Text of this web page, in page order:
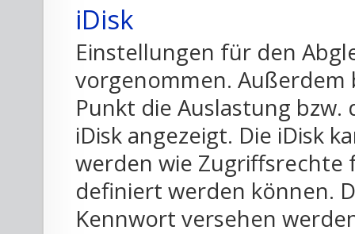
iDisk
Einstellungen für den
vorgenommen.
Punkt die Auslastung
iDisk angezeigt. Die iDisk
werden wie
definiert werden können.
Kennwort versehen